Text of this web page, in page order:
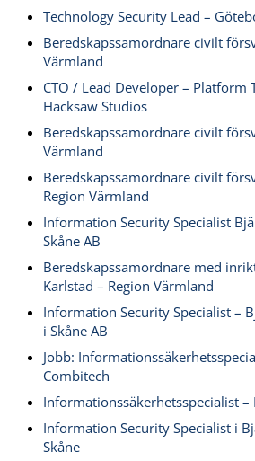
Technology Security Lead –
Beredskapssamordnare civilt
Värmland
CTO / Lead Developer – Platform
Hacksaw Studios
Beredskapssamordnare civilt
Värmland
Beredskapssamordnare civilt
Region Värmland
Information Security Specialist
Skåne AB
Beredskapssamordnare med
Karlstad – Region Värmland
Information Security Specialist –
i Skåne AB
Jobb:
Combitech
Informationssäkerhetsspecialist –
Information Security Specialist i
Skåne